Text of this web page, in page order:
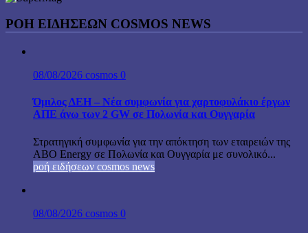
ΡΟΉ ΕΙΔΉΣΕΩΝ COSMOS NEWS
08/08/2026 cosmos 0
Όμιλος ΔΕΗ – Νέα συμφωνία για χαρτοφυλάκιο έργων
ΑΠΕ άνω των 2 GW σε Πολωνία και Ουγγαρία
Στρατηγική συμφωνία για την απόκτηση των εταιρειών της
ABO Energy σε Πολωνία και Ουγγαρία με συνολικό...
ροή ειδήσεων cosmos news
08/08/2026 cosmos 0